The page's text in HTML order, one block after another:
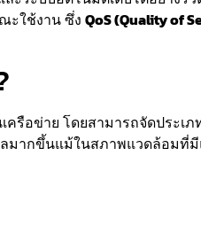
ะใช้งาน ซึ่ง QoS (Quality of
อข่าย โดยสามารถจัดประเภท
มากขึ้นแม้ในสภาพแวดล้อมที่